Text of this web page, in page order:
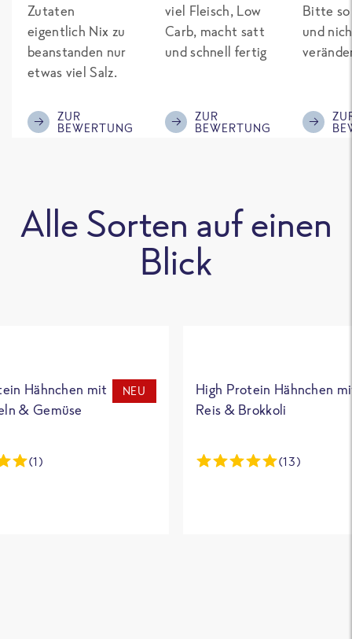
Zutaten
eigentlich Nix zu
beanstanden nur
etwas viel Salz.
ZUR
BEWERTUNG
viel Fleisch, Low
Carb, macht satt
und schnell fertig
ZUR
BEWERTUNG
Bitte so
und
Alle Sorten auf einen
Blick
Hähnchen mit
& Gemüse
NEU
(1)
High Protein Hähnchen
Reis & Brokkoli
(13)